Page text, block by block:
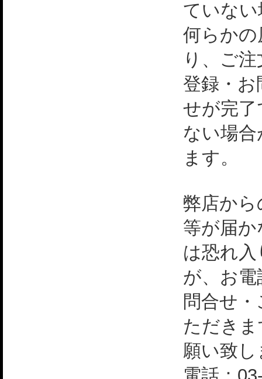
ていない
何らか
り、ご
登録・
せが完
ない場
ます。
弊店か
等が届
は恐れ
が、お
問合せ
ただき
願い致